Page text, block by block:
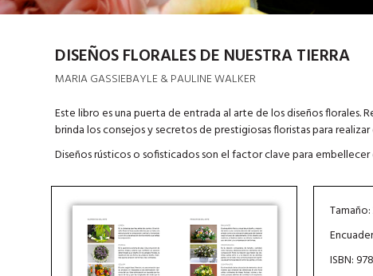
DISEÑOS FLORALES DE NUESTRA TIERRA
MARIA GASSIEBAYLE & PAULINE WALKER
Este libro es una puerta de entrada al arte de los diseños florales.
brinda los consejos y secretos de prestigiosas floristas para
Diseños rústicos o sofisticados son el factor clave para
ISBN: